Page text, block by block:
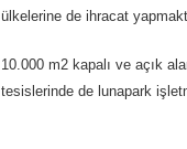
ülkelerine de ihracat
10.000 m2 kapalı ve açık
tesislerinde de lunapark